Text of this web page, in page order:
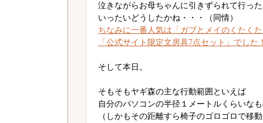
泣きながらお母ちゃんに引きずられて行っ
いったいどうしたかね・・・（同情）
ちなみに一番人気は「ガブとメイのくたく
「公式サイト限定文房具7点セット」でした
そして本日。
そもそもヤギ森の主な行動範囲といえば
自分のパソコンの半径１メートルくらいな
（しかもその距離すら椅子のゴロゴロで移